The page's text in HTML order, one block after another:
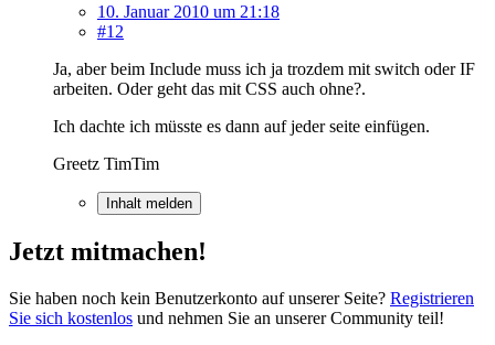
10. Januar 2010 um 21:18
#12
Ja, aber beim Include muss ich ja trozdem mit switch oder IF
arbeiten. Oder geht das mit CSS auch ohne?.
Ich dachte ich müsste es dann auf jeder seite einfügen.
Greetz TimTim
Inhalt melden
Jetzt mitmachen!
Sie haben noch kein Benutzerkonto auf unserer Seite? Registrieren
Sie sich kostenlos und nehmen Sie an unserer Community teil!